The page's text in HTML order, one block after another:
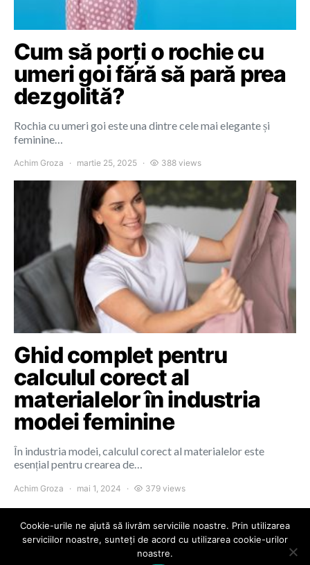
Cum să porți o rochie cu
umeri goi fără să pară prea
dezgolită?
Rochia cu umeri goi este una dintre cele mai elegante și
feminine…
Achim Groza martie 25, 2025 388 views
Ghid complet pentru
calculul corect al
materialelor în industria
modei feminine
În industria modei, calculul corect al materialelor este
esențial pentru crearea de…
Achim Groza mai 1, 2024 379 views
Colours of Cluj
Cookie-urile ne ajută să livrăm serviciile noastre. Prin utilizarea
serviciilor noastre, sunteți de acord cu utilizarea cookie-urilor
noastre.